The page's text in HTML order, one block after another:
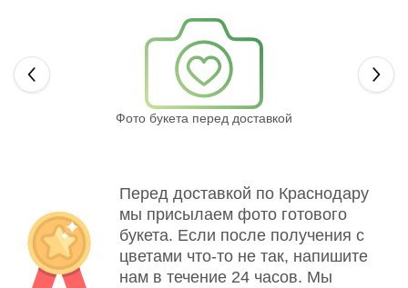
Фото букета перед доставкой
Перед доставкой по Краснодару
мы присылаем фото готового
букета. Если после получения с
цветами что-то не так, напишите
нам в течение 24 часов. Мы